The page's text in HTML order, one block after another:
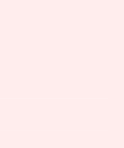
prawdę